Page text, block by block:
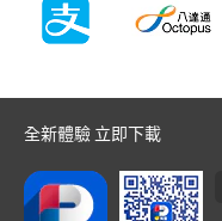
全新體驗 立即下載